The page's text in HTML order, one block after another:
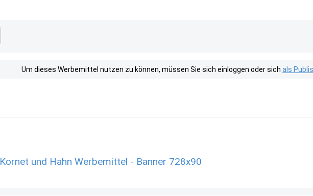
Um dieses Werbemittel nutzen zu können, müssen Sie sich einloggen oder sich als
Kornet und Hahn Werbemittel - Banner 728x90